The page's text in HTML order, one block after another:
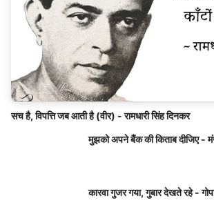
सच है, विपत्ति जब आती है (वीर) - रामधारी सिंह दिनकर
मुझको अपने बैंक की किताब दीजिए -
कारवा गुजर गया, गुबार देखते रहे -